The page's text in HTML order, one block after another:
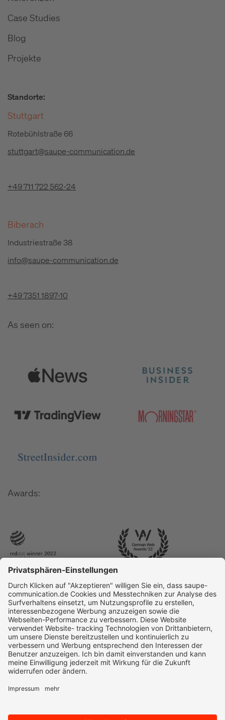
Case Studies
Blog
Projekte
Standorte:
Stuttgart
Rotebühlstraße 66
stuttgart@saupe-communication.de
+49 711 722 562-24
Biberach
Industriestraße 38
info@saupe-communication.de
+49 7351 1897-10
As seen on:
Awards: